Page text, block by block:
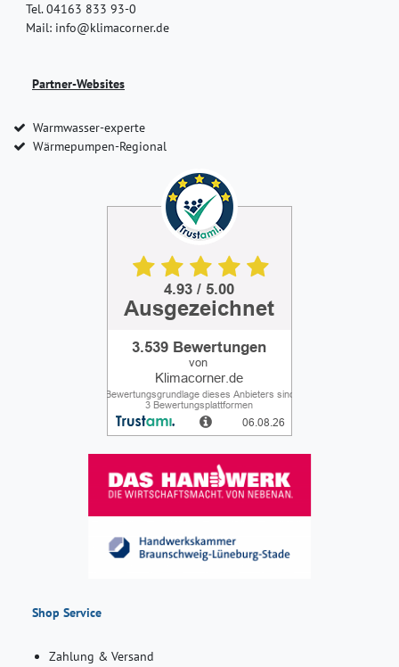
Tel. 04163 833 93-0
Mail: info@klimacorner.de
Partner-Websites
Warmwasser-experte
Wärmepumpen-Regional
Shop Service
Zahlung & Versand